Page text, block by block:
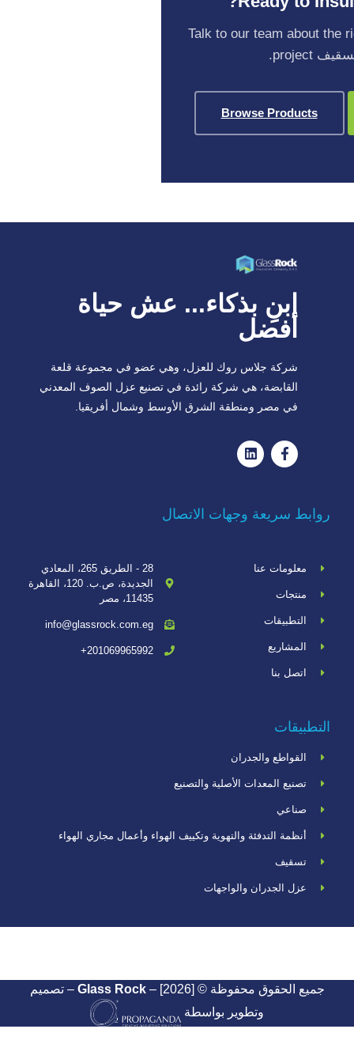
Talk to our team about the
Browse Products
ابنِ بذكاء... عش حياة
أفضل
شركة جلاس روك للعزل، وهي عضو في مجموعة قلعة
القابضة، هي شركة رائدة في تصنيع عزل الصوف المعدني
في مصر ومنطقة الشرق الأوسط وشمال أفريقيا.
روابط سريعة وجهات الاتصال
معلومات عنا
منتجات
التطبيقات
المشاريع
اتصل بنا
28 - الطريق 265، المعادي
الجديدة، ص.ب. 120، القاهرة
11435، مصر
info@glassrock.com.eg
201069965992+
التطبيقات
القواطع والجدران
تصنيع المعدات الأصلية والتصنيع
صناعي
أنظمة التدفئة والتهوية وتكييف الهواء وأعمال مجاري الهواء
تسقيف
عزل الجدران والواجهات
جميع الحقوق محفوظة © Glass Rock – [2026] – تصميم
وتطوير بواسطة